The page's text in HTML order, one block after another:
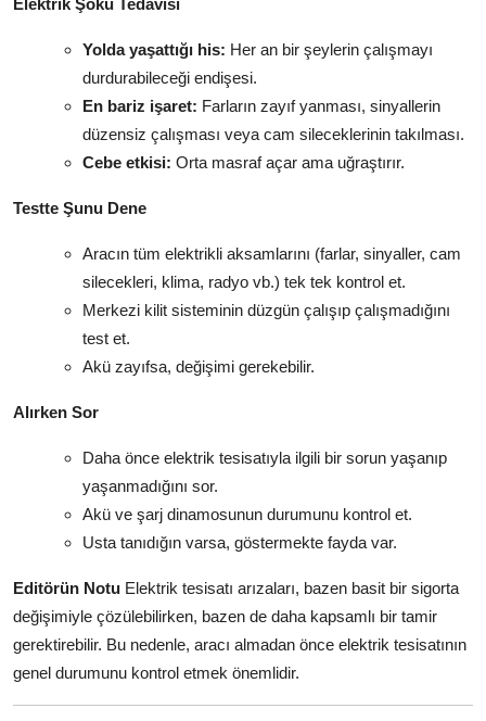
Elektrik Şoku Tedavisi
Yolda yaşattığı his: Her an bir şeylerin çalışmayı
durdurabileceği endişesi.
En bariz işaret: Farların zayıf yanması, sinyallerin
düzensiz çalışması veya cam sileceklerinin takılması.
Cebe etkisi: Orta masraf açar ama uğraştırır.
Testte Şunu Dene
Aracın tüm elektrikli aksamlarını (farlar, sinyaller, cam
silecekleri, klima, radyo vb.) tek tek kontrol et.
Merkezi kilit sisteminin düzgün çalışıp çalışmadığını
test et.
Akü zayıfsa, değişimi gerekebilir.
Alırken Sor
Daha önce elektrik tesisatıyla ilgili bir sorun yaşanıp
yaşanmadığını sor.
Akü ve şarj dinamosunun durumunu kontrol et.
Usta tanıdığın varsa, göstermekte fayda var.
Editörün Notu Elektrik tesisatı arızaları, bazen basit bir sigorta
değişimiyle çözülebilirken, bazen de daha kapsamlı bir tamir
gerektirebilir. Bu nedenle, aracı almadan önce elektrik tesisatının
genel durumunu kontrol etmek önemlidir.